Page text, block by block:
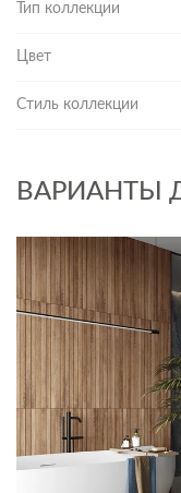
Тип коллекции
Цвет
Стиль коллекции
ВАРИАНТЫ